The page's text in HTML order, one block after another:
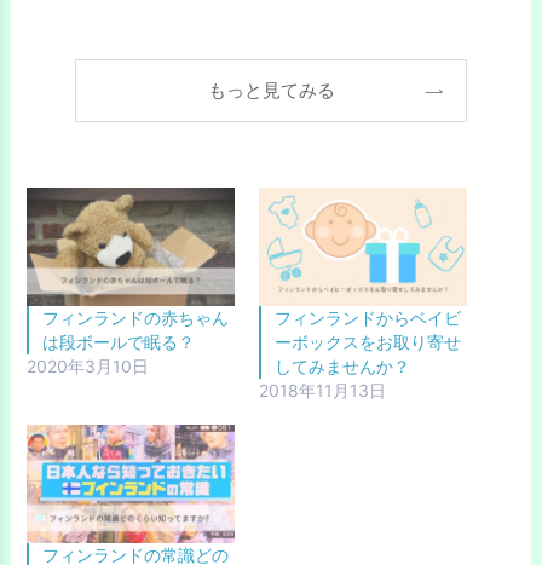
もっと見てみる
フィンランドの赤ちゃん
は段ボールで眠る？
2020年3月10日
フィンランドからベイビ
ーボックスをお取り寄せ
してみませんか？
2018年11月13日
フィンランドの常識どの